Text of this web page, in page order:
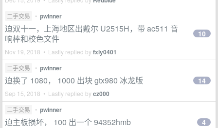
二手交易 • pwinner
迫双十一，上海地区出戴尔 U2515H，带 ac511 音
响棒和校色文件
Nov 19, 2018 • Lastly replied byfxly0401
10
二手交易 • pwinner
迫换了 1080， 1000 出块 gtx980 冰龙版
Sep 15, 2018 • Lastly replied bycz000
14
二手交易 • pwinner
迫主板损坏， 100 出一个 94352hmb 4